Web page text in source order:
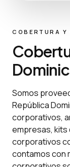
COBERTURA
Somos
República
corporativos,
empresas, kits
corporativos
contamos con